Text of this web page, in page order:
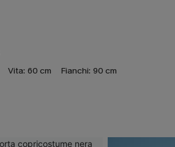
Vita: 60 cm Fianchi: 90 cm